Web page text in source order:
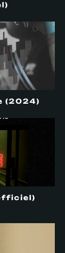
(2024)